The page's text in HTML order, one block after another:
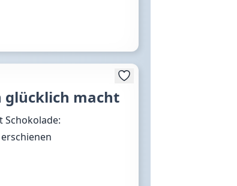
glücklich macht
Schokolade: